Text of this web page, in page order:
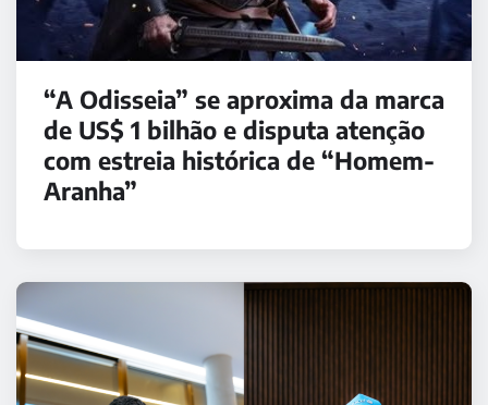
“A Odisseia” se aproxima da marca
de US$ 1 bilhão e disputa atenção
com estreia histórica de “Homem-
Aranha”